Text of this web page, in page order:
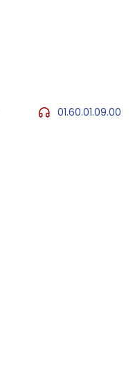
01.60.01.09.00